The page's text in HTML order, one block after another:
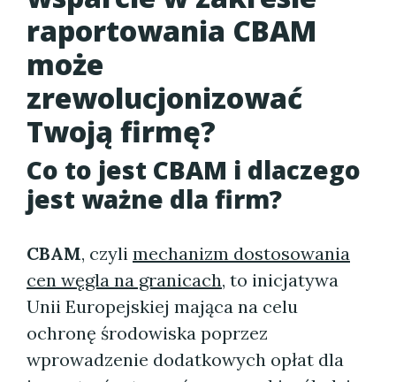
raportowania CBAM
może
zrewolucjonizować
Twoją firmę?
Co to jest CBAM i dlaczego
jest ważne dla firm?
CBAM, czyli mechanizm dostosowania
cen węgla na granicach, to inicjatywa
Unii Europejskiej mająca na celu
ochronę środowiska poprzez
wprowadzenie dodatkowych opłat dla